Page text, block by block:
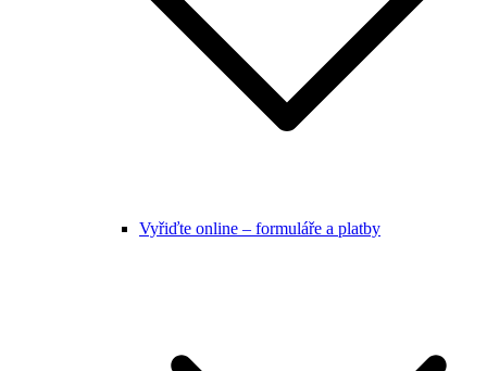
Vyřiďte online – formuláře a platby